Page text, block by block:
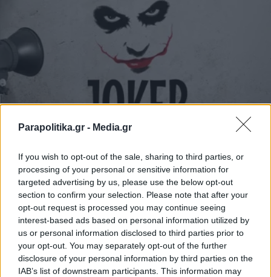
Parapolitika.gr - Media.gr
If you wish to opt-out of the sale, sharing to third parties, or
processing of your personal or sensitive information for
targeted advertising by us, please use the below opt-out
section to confirm your selection. Please note that after your
opt-out request is processed you may continue seeing
interest-based ads based on personal information utilized by
us or personal information disclosed to third parties prior to
your opt-out. You may separately opt-out of the further
disclosure of your personal information by third parties on the
IAB’s list of downstream participants. This information may
ΠΑΡΑΠΟΛΙΤΙΚΑ 13.02.2025 06:58
ΤΖΟΚΕΡ
Τα 7 "πηγαδάκια" της Βουλής που
συζητήθηκαν έντονα, το "τυχερό"
γραφείο 258, το νομοσχέδιο-έκπληξη του
Παπαστεργίου και τα νεύρα στον ΣΥΡΙΖΑ
για τον Τσακαλώτο